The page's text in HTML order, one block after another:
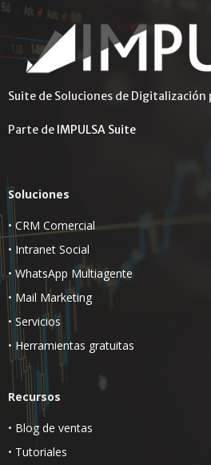
Suite de Soluciones de Digitalización
Parte de IMPULSA Suite
Soluciones
• CRM Comercial
• Intranet Social
• WhatsApp Multiagente
• Mail Marketing
• Servicios
• Herramientas gratuitas
Recursos
• Blog de ventas
• Tutoriales